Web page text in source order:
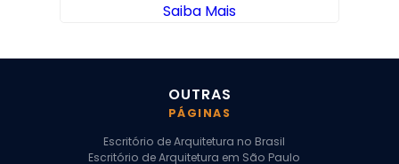
Saiba Mais
OUTRAS
PÁGINAS
Escritório de Arquitetura no Brasil
Escritório de Arquitetura em São Paulo